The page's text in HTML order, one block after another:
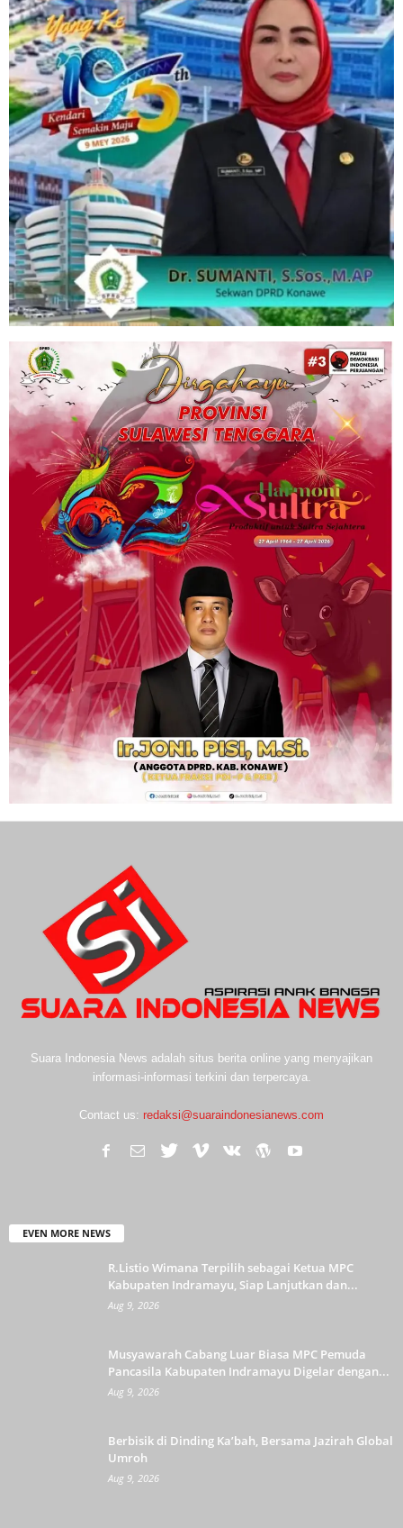
Suara Indonesia News adalah situs berita online yang menyajikan
informasi-informasi terkini dan terpercaya.
Contact us: redaksi@suaraindonesianews.com
EVEN MORE NEWS
R.Listio Wimana Terpilih sebagai Ketua MPC
Kabupaten Indramayu, Siap Lanjutkan dan...
Aug 9, 2026
Musyawarah Cabang Luar Biasa MPC Pemuda
Pancasila Kabupaten Indramayu Digelar dengan...
Aug 9, 2026
Berbisik di Dinding Ka’bah, Bersama Jazirah Global
Umroh
Aug 9, 2026